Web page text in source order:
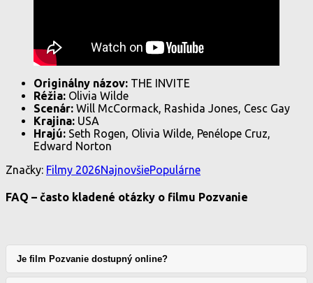
Originálny názov: THE INVITE
Réžia: Olivia Wilde
Scenár: Will McCormack, Rashida Jones, Cesc Gay
Krajina: USA
Hrajú: Seth Rogen, Olivia Wilde, Penélope Cruz,
Edward Norton
Značky: Filmy 2026NajnovšiePopulárne
FAQ – často kladené otázky o filmu Pozvanie
Je film Pozvanie dostupný online?